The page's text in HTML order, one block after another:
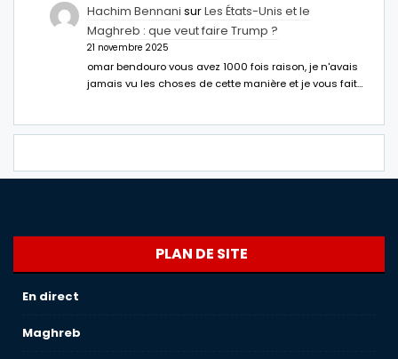
Hachim Bennani surLes États-Unis et le
Maghreb : que veut faire Trump ?
21 novembre 2025
omar bendouro vous avez 1000 fois raison, je n'avais
jamais vu les choses de cette manière et je vous fait…
PLAN DE SITE
En direct
Maghreb